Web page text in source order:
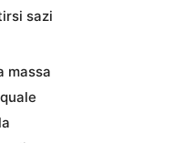
sazi
massa